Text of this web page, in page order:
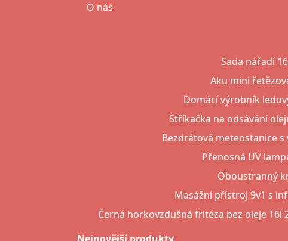
O nás
Sada nářadí
Aku mini
Domácí výrobník
Stříkačka na odsávání
Bezdrátová meteostanice
Přenosná UV
Oboustranný
Masážní přístroj 9v1 s
Černá horkovzdušná fritéza bez oleje 16l